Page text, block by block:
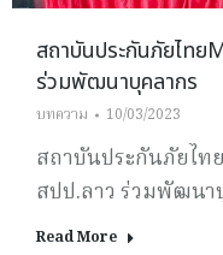
สถาบันประกันภัยไทย
ร่วมพัฒนาบุคลากร
บทความ 10/03/2023
สถาบันประกันภัยไท
สปป.ลาว ร่วมพัฒนา
Read More